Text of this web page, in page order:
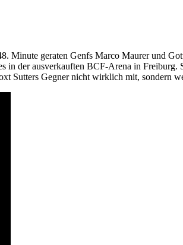
geraten Genfs Marco Maurer und
in der ausverkauften BCF-Arena in
Sutters Gegner nicht wirklich mit, sondern